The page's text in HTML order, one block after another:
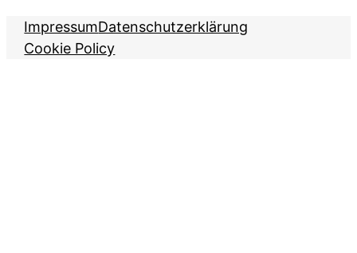
ImpressumDatenschutzerklärung
Cookie Policy